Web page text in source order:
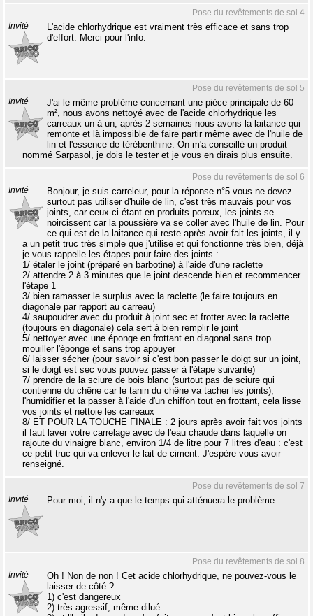
Pose du revêtements de sol 4
Invité
L'acide chlorhydrique est vraiment très efficace et sans trop
d'effort. Merci pour l'info.
Pose du revêtements de sol 5
Invité
J'ai le même problème concernant une pièce principale de 60
m², nous avons nettoyé avec de l'acide chlorhydrique les
carreaux un à un, après 2 semaines nous avons la laitance qui
remonte et là impossible de faire partir même avec de l'huile de
lin et l'essence de térébenthine. On m'a conseillé un produit
nommé Sarpasol, je dois le tester et je vous en dirais plus ensuite.
Pose du revêtements de sol 6
Invité
Bonjour, je suis carreleur, pour la réponse n°5 vous ne devez
surtout pas utiliser d'huile de lin, c'est très mauvais pour vos
joints, car ceux-ci étant en produits poreux, les joints se
noircissent car la poussière va se coller avec l'huile de lin. Pour
ce qui est de la laitance qui reste après avoir fait les joints, il y
a un petit truc très simple que j'utilise et qui fonctionne très bien, déjà
je vous rappelle les étapes pour faire des joints :
1/ étaler le joint (préparé en barbotine) à l'aide d'une raclette
2/ attendre 2 à 3 minutes que le joint descende bien et recommencer
l'étape 1
3/ bien ramasser le surplus avec la raclette (le faire toujours en
diagonale par rapport au carreau)
4/ saupoudrer avec du produit à joint sec et frotter avec la raclette
(toujours en diagonale) cela sert à bien remplir le joint
5/ nettoyer avec une éponge en frottant en diagonal sans trop
mouiller l'éponge et sans trop appuyer
6/ laisser sécher (pour savoir si c'est bon passer le doigt sur un joint,
si le doigt est sec vous pouvez passer à l'étape suivante)
7/ prendre de la sciure de bois blanc (surtout pas de sciure qui
contienne du chêne car le tanin du chêne va tacher les joints),
l'humidifier et la passer à l'aide d'un chiffon tout en frottant, cela lisse
vos joints et nettoie les carreaux
8/ ET POUR LA TOUCHE FINALE : 2 jours après avoir fait vos joints
il faut laver votre carrelage avec de l'eau chaude dans laquelle on
rajoute du vinaigre blanc, environ 1/4 de litre pour 7 litres d'eau : c'est
ce petit truc qui va enlever le lait de ciment. J'espère vous avoir
renseigné.
Pose du revêtements de sol 7
Invité Pour moi, il n'y a que le temps qui atténuera le problème.
Pose du revêtements de sol 8
Invité
Oh ! Non de non ! Cet acide chlorhydrique, ne pouvez-vous le
laisser de côté ?
1) c'est dangereux
2) très agressif, même dilué